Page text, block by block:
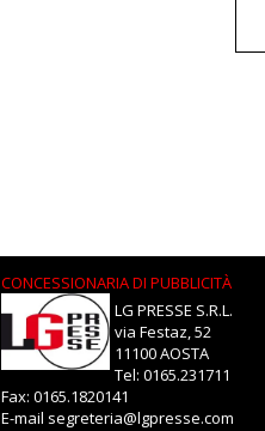
CONCESSIONARIA DI PUBBLICITÀ
LG PRESSE S.R.L.
via Festaz, 52
11100 AOSTA
Tel: 0165.231711
Fax: 0165.1820141
E-mail segreteria@lgpresse.com